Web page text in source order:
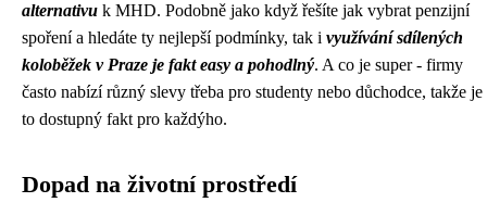
alternativu k MHD. Podobně jako když řešíte jak vybrat penzijní
spoření a hledáte ty nejlepší podmínky, tak i využívání sdílených
koloběžek v Praze je fakt easy a pohodlný. A co je super - firmy
často nabízí různý slevy třeba pro studenty nebo důchodce, takže je
to dostupný fakt pro každýho.
Dopad na životní prostředí